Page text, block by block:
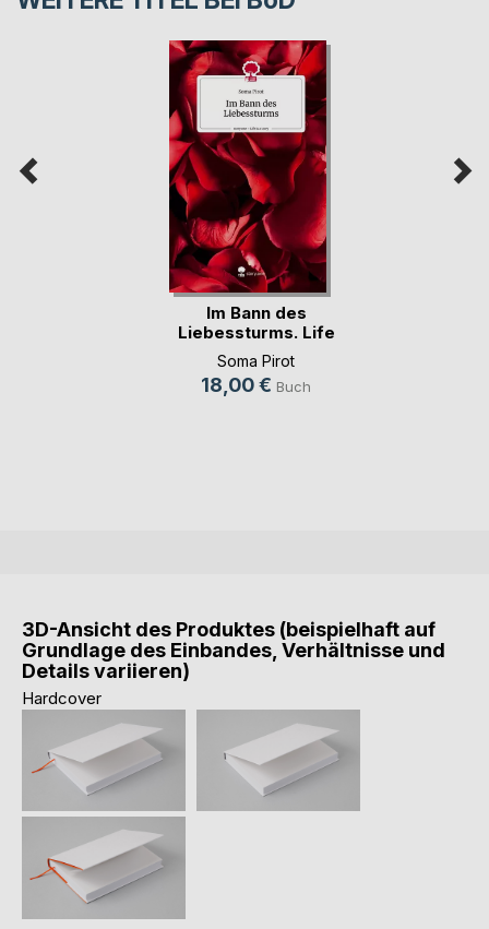
Im Bann des
Liebessturms. Life
is (...)
Soma Pirot
18,00 € Buch
3D-Ansicht des Produktes (beispielhaft auf
Grundlage des Einbandes, Verhältnisse und
Details variieren)
Hardcover